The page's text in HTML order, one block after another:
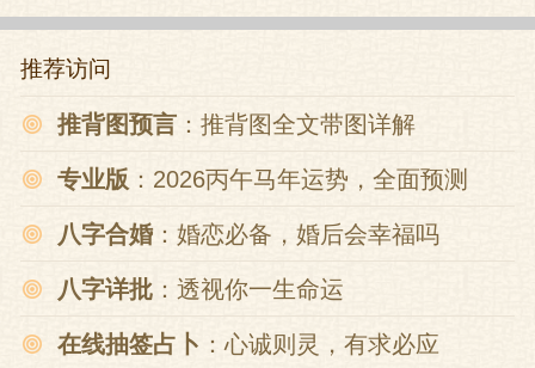
了,让孙贵妃做皇后,那个孩子就成为了太
子。后来有人瞎嘀咕说其实那个孩子根本
晓得孙贵妃从什么地方弄来的。但从后来
看这个孩子的做事风格,是不是宣宗的种不
好确定,但肯定是朱元璋的后代,不是朱元璋
的后代也不至于折腾到那种地步。
推荐访问
推背图预言 ：推背图全文带图详解
专业版 ：2026丙午马年运势，全面预测
八字合婚：婚恋必备，婚后会幸福吗
八字详批 ：透视你一生命运
在线抽签占卜 ：心诚则灵，有求必应